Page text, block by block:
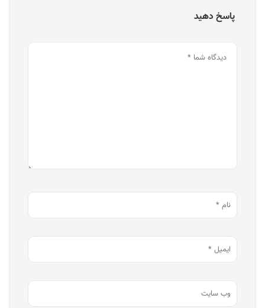
پاسخ دهید